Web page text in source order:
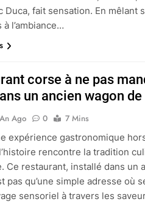
Duca, fait sensation. En mêlant
l’ambiance…
corse à ne pas
un ancien wagon de
Ago 0
7 Mins
expérience gastronomique
rencontre la tradition
Ce restaurant, installé dans un
pas qu’une simple adresse où
sensoriel à travers les